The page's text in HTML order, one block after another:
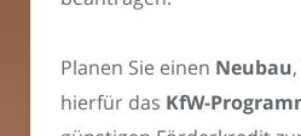
Planen Sie einen Neubau
hierfür das KfW-